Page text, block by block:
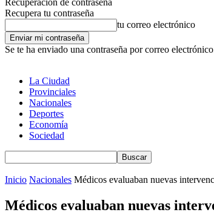
Recuperación de contraseña
Recupera tu contraseña
tu correo electrónico
Se te ha enviado una contraseña por correo
La Ciudad
Provinciales
Nacionales
Deportes
Economía
Sociedad
Inicio Nacionales Médicos evaluaban nuevas
Médicos evaluaban nuevas